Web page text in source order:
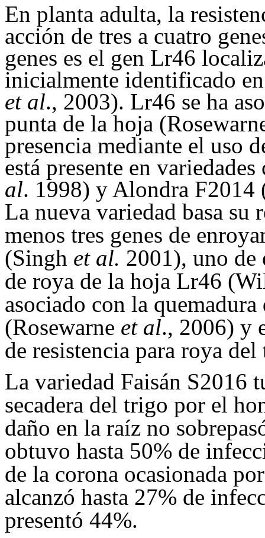
En planta adulta, la
acción de tres a cuatro
genes es el gen Lr46
inicialmente identificado
et al., 2003). Lr46 se ha
punta de la hoja
presencia mediante el uso
está presente en
al. 1998) y Alondra
La nueva variedad basa su
menos tres genes de
(Singh et al. 2001), uno
de roya de la hoja Lr46
asociado con la
(Rosewarne et al., 2006) y
de resistencia para roya
La variedad Faisán S2016
secadera del trigo por el
daño en la raíz no
obtuvo hasta 50% de
de la corona ocasionada
alcanzó hasta 27% de
presentó 44%.